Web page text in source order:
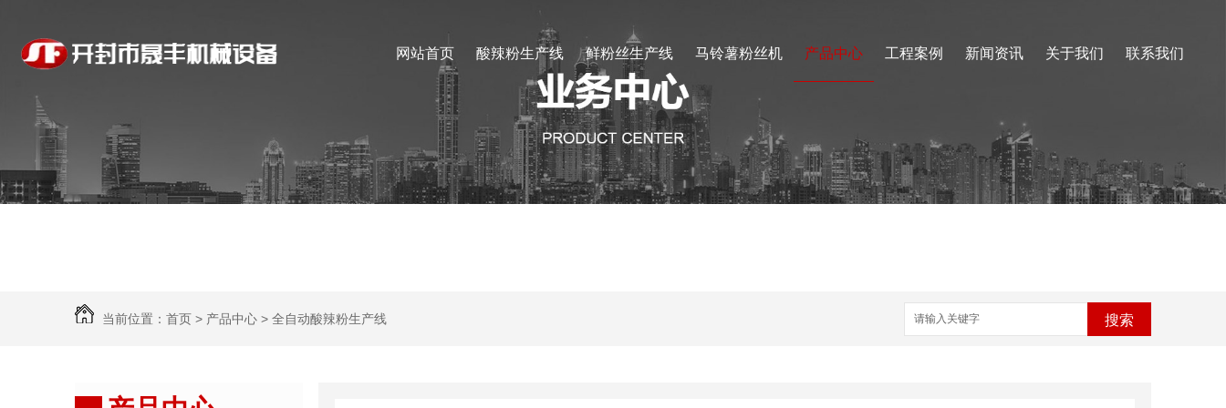
网站首页 酸辣粉生产线 鲜粉丝生产线 马铃薯粉丝机 产品中心 工程案例 新闻资讯 关于我们 联系我们
当前位置： 首页 > 产品中心 > 全自动酸辣粉生产线 搜索